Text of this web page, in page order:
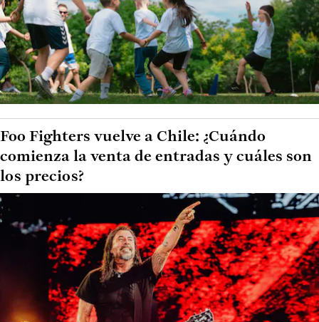
Foo Fighters vuelve a Chile: ¿Cuándo
comienza la venta de entradas y cuáles son
los precios?